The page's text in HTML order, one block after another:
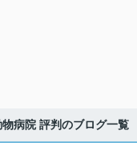
病院 評判のブログ一覧